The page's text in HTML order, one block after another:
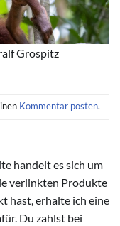
Grospitz
Kommentar posten.
handelt es sich um
verlinkten Produkte
hast, erhalte ich eine
Du zahlst bei